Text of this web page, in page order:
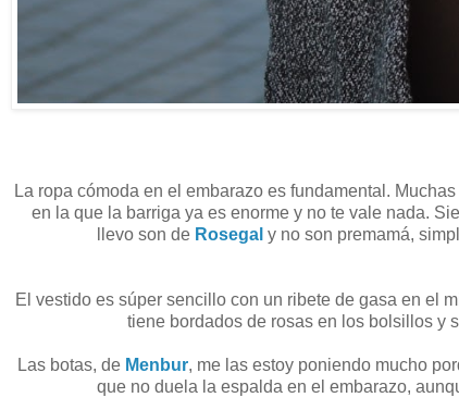
La ropa cómoda en el embarazo es fundamental.
en la que la barriga ya es enorme y no te vale nada.
llevo son deRosegal y no son premamá,
El vestido es súper sencillo con un ribete de gasa en el
tiene bordados de rosas en los bolsillos y
Las botas, de Menbur, me las estoy poniendo mucho
que no duela la espalda en el embarazo,